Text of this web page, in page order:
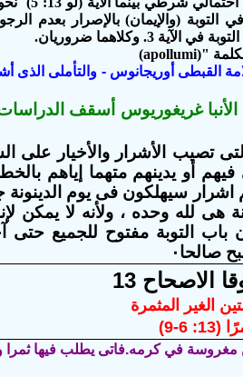
(والإيمان) بالإصرار بعدم
وكلاهما ضروريان.
القبطى أوريجانوس - والتأملى الذى
غريغوريوس أسقف
تصيب الأشرار والأخيار على
أو يدينهم متهما إياهم
سيهلكون فى يوم الدينونة
هى لله وحده ، ولأنه لا يمكن
باب التوبة مفتوح للجميع
الاصحاح 13
6-9)